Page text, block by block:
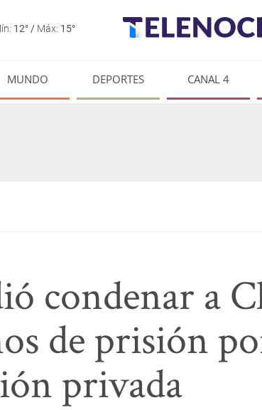
12° / Máx: 15°
MUNDO DEPORTES CANAL 4
condenar a
de prisión
privada